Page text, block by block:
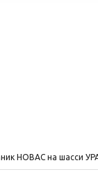
НОВАС на шасси